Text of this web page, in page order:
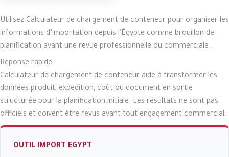
Utilisez Calculateur de chargement de conteneur pour organiser les
informations d’importation depuis l’Égypte comme brouillon de
planification avant une revue professionnelle ou commerciale.
Réponse rapide
Calculateur de chargement de conteneur aide à transformer les
données produit, expédition, coût ou document en sortie
structurée pour la planification initiale. Les résultats ne sont pas
officiels et doivent être revus avant tout engagement commercial.
OUTIL IMPORT EGYPT